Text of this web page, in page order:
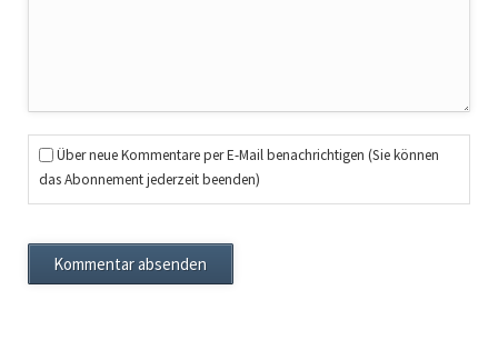
Über neue Kommentare per E-Mail benachrichtigen (Sie können
das Abonnement jederzeit beenden)
Kommentar absenden